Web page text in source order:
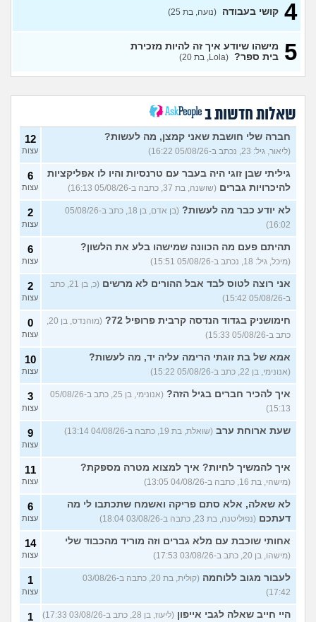
בת 26 מרגישה אבודה
26)
(מתעניינת, בת 25)
במה לעבוד? (אנונימי, בן 17)
שחוק עד דמעות מעבודה
זמנית: האם לחתום אבטלה
ולהשקיע בהייטק או למצוא
עבודה אחרת?
(סטודנט, בן 22)
3
איך מוצאים עבודה בעיר שלי?
(אסי, בן 38)
5
עצות
האם כדאי עגלות באמריקה/
קוסמטיקה?
(אנגל, בת 22)
3
עצות
מסיימת תואר במדמח ולא
יודעת לאן להמשיך מפה
בת 23)
3
עצות
שאלות על המקצוע של הנהלת
חשבונות (מישהי, בת 30)
5
עצות
איך לשפר את הנושא
התעסוקתי? (אנונימית, בת 27)
4
עצות
איך להבין מה הכיוון שלי?
(אנונימית, בת 21)
4
עצות
עוד שאלות חדשות במדור
4 קושי בעבודה (נועה, בת 25)
5
מישהו שיודע איך זה להיות מזכירת
בית ספר? (Lola, בת 20)
שאלות חדשות ב
חברה שלי חושבת שאני קמצן, מה לעשות?
(ליאור, גיל: 23, נכתב ב-05/08/26 16:22)
12
עצות
גיליתי שבן זוגי היה בעבר עם טרנסיות והיו לו אפליקציות
להיכרויות גברים (שושנה, בת 37, כתבה ב-05/08/26 16:13)
6
עצות
לא יודע כבר מה לעשות?
(בן אדם, בן 18, כתב ב-05/08/26
16:02)
2
עצות
תהיתם פעם מה הכוונה שמישהו בלע את הלשון?
(מיכל, גיל: 18, נכתב ב-05/08/26 15:51)
6
עצות
אני רוצה לטוס לבד אבל ההורים לא מרשים
(כ, בן 21, כתב
ב-05/08/26 15:42)
2
עצות
חימושניק בגדוד הנדסה קרבית פרופיל 72?
(מוהנדס, בן 20,
כתב ב-05/08/26 15:33)
0
עצות
אמא של בת זוגתי הרימה עליה יד, מה לעשות?
(אנונימי, בן 22, כתב ב-05/08/26 15:22)
10
עצות
איך להכיר חברים בגיל הזה?
(אנונימי, בן 25, כתב ב-05/08/26
15:13)
3
עצות
שעת ארוחת ערב (שואלת, בת 19, כתבה ב-04/08/26 13:14) 9
עצות
איך להמשיך לחיות? איך למצוא מטרה מספקת?
(מישהי, בת 16, כתבה ב-04/08/26 13:05)
11
עצות
לא שאלה, אלא סתם פריקה ואשמח שתכתבו לי מה
דעתכם (נפוליטנה, בת 23, כתבה ב-03/08/26 18:04)
6
עצות
אחותי שוכבת עם מלא גברים וזה מוריד מהכבוד שלי
(מישהו, בן 20, כתב ב-03/08/26 17:53)
14
עצות
לעבור מגוב ללוחמה
(קולית, בת 20, כתבה ב-03/08/26
17:42)
1
עצות
היי חייב שאלה לגבי אייפון (ליעוז, בן 28, כתב ב-03/08/26 17:33) 1